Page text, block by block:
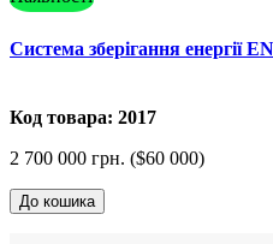
Система зберігання енергії
Код товара: 2017
2 700 000 грн. ($60 000)
До кошика